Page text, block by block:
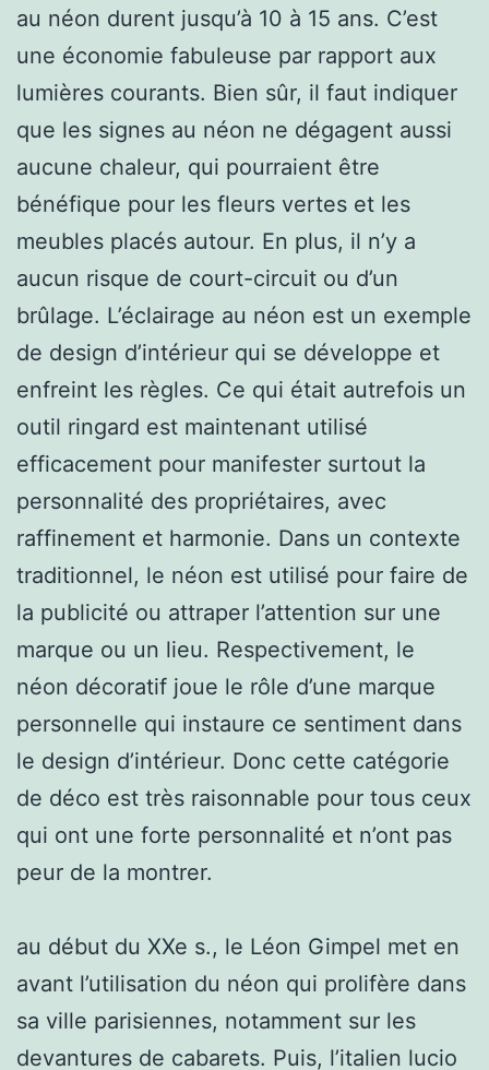
au néon durent jusqu’à 10 à 15 ans. C’est
une économie fabuleuse par rapport aux
lumières courants. Bien sûr, il faut indiquer
que les signes au néon ne dégagent aussi
aucune chaleur, qui pourraient être
bénéfique pour les fleurs vertes et les
meubles placés autour. En plus, il n’y a
aucun risque de court-circuit ou d’un
brûlage. L’éclairage au néon est un exemple
de design d’intérieur qui se développe et
enfreint les règles. Ce qui était autrefois un
outil ringard est maintenant utilisé
efficacement pour manifester surtout la
personnalité des propriétaires, avec
raffinement et harmonie. Dans un contexte
traditionnel, le néon est utilisé pour faire de
la publicité ou attraper l’attention sur une
marque ou un lieu. Respectivement, le
néon décoratif joue le rôle d’une marque
personnelle qui instaure ce sentiment dans
le design d’intérieur. Donc cette catégorie
de déco est très raisonnable pour tous ceux
qui ont une forte personnalité et n’ont pas
peur de la montrer.
au début du XXe s., le Léon Gimpel met en
avant l’utilisation du néon qui prolifère dans
sa ville parisiennes, notamment sur les
devantures de cabarets. Puis, l’italien lucio